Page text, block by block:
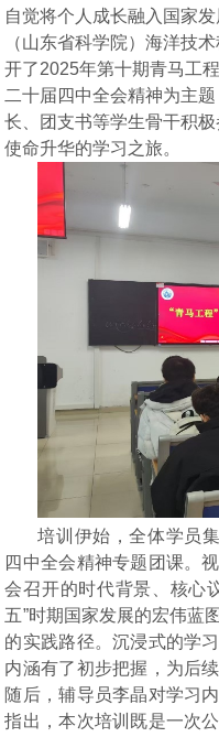
自觉将个人成长融入国家发
（山东省科学院）海洋技
开了2025年第十期青马工
二十届四中全会精神为主
长、团支书等学生骨干积
使命升华的学习之旅。
培训伊始，全体学员
四中全会精神专题团课。
会召开的时代背景、核心
五”时期国家发展的宏伟蓝
的实践路径。沉浸式的学
内涵有了初步把握，为后
随后，辅导员李晶对学习
指出，本次培训既是一次